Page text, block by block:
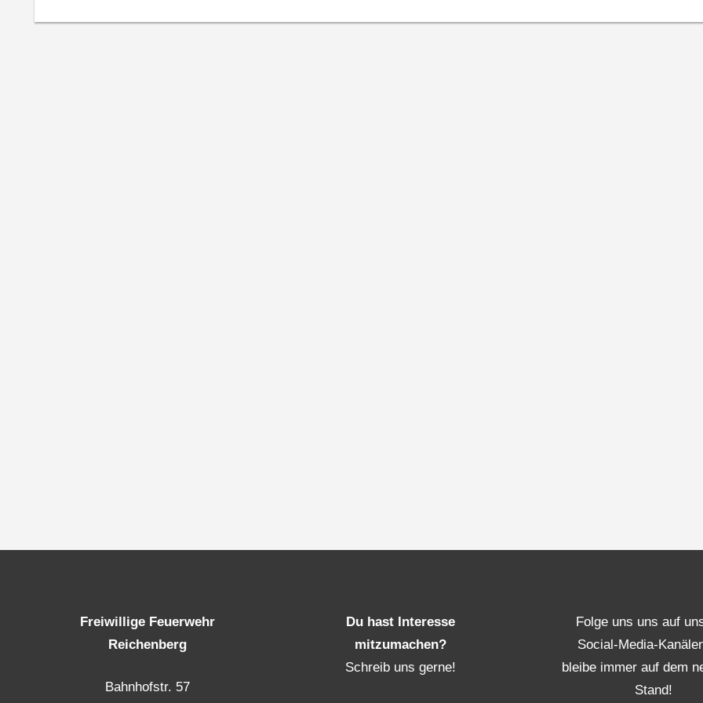
Freiwillige Feuerwehr
Reichenberg
Bahnhofstr. 57
Du hast Interesse
mitzumachen?
Schreib uns gerne!
Folge uns uns auf
Social-Media-
bleibe immer auf dem
Stand!